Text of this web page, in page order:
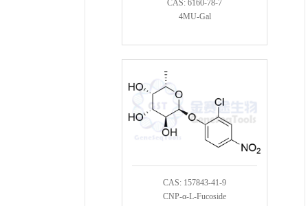
CAS: 6160-78-7
4MU-Gal
CAS: 157843-41-9
CNP-α-L-Fucoside